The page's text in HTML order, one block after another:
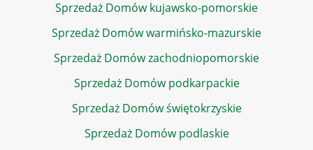
Sprzedaż Domów kujawsko-pomorskie
Sprzedaż Domów warmińsko-mazurskie
Sprzedaż Domów zachodniopomorskie
Sprzedaż Domów podkarpackie
Sprzedaż Domów świętokrzyskie
Sprzedaż Domów podlaskie